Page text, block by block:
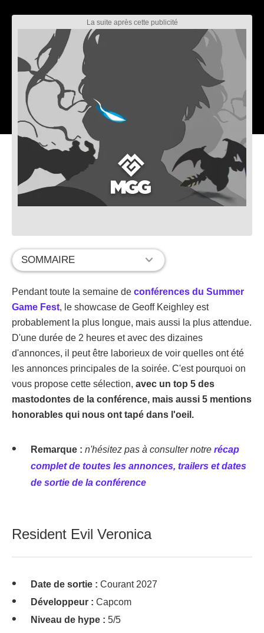
SOMMAIRE
Pendant toute la semaine de conférences du Summer
Game Fest, le showcase de Geoff Keighley est
probablement la plus longue, mais aussi la plus attendue.
D'une durée de 2 heures et avec des dizaines
d'annonces, il peut être laborieux de voir quelles ont été
les annonces principales de la soirée. C'est pourquoi on
vous propose cette sélection, avec un top 5 des
mastodontes de la conférence, mais aussi 5 mentions
honorables qui nous ont tapé dans l'oeil.
Remarque : n'hésitez pas à consulter notre récap
complet de toutes les annonces, trailers et dates
de sortie de la conférence
Resident Evil Veronica
Date de sortie : Courant 2027
Développeur : Capcom
Niveau de hype : 5/5